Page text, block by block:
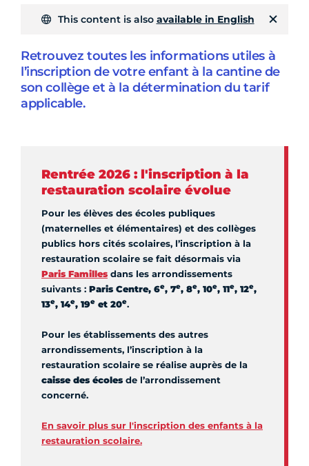
This content is also available in English
Retrouvez toutes les informations utiles à
l’inscription de votre enfant à la cantine de
son collège et à la détermination du tarif
applicable.
Rentrée 2026 : l'inscription à la
restauration scolaire évolue
Pour les élèves des écoles publiques
(maternelles et élémentaires) et des collèges
publics hors cités scolaires, l’inscription à la
restauration scolaire se fait désormais via
Paris Familles dans les arrondissements
suivants : Paris Centre, 6e, 7e, 8e, 10e, 11e, 12e,
13e, 14e, 19e et 20e.
Pour les établissements des autres
arrondissements, l’inscription à la
restauration scolaire se réalise auprès de la
caisse des écoles de l’arrondissement
concerné.
En savoir plus sur l'inscription des enfants à la
restauration scolaire.